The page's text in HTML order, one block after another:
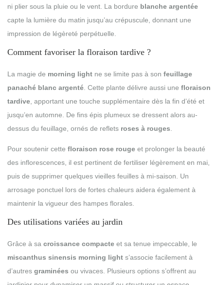
ni plier sous la pluie ou le vent. La bordure blanche argentée
capte la lumière du matin jusqu’au crépuscule, donnant une
impression de légèreté perpétuelle.
Comment favoriser la floraison tardive ?
La magie de morning light ne se limite pas à son feuillage
panaché blanc argenté . Cette plante délivre aussi une floraison
tardive , apportant une touche supplémentaire dès la fin d’été et
jusqu’en automne. De fins épis plumeux se dressent alors au-
dessus du feuillage, ornés de reflets roses à rouges
Pour soutenir cette floraison rose rouge et prolonger la beauté
des inflorescences, il est pertinent de fertiliser légèrement en mai,
puis de supprimer quelques vieilles feuilles à mi-saison. Un
arrosage ponctuel lors de fortes chaleurs aidera également à
maintenir la vigueur des hampes florales.
Des utilisations variées au jardin
Grâce à sa croissance compacte et sa tenue impeccable, le
miscanthus sinensis morning light s’associe facilement à
d’autres graminées ou vivaces. Plusieurs options s’offrent au